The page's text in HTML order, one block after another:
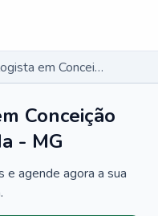
Reumatologista em Conceição da Aparecida - MG
Conceição
- MG
agende agora a sua